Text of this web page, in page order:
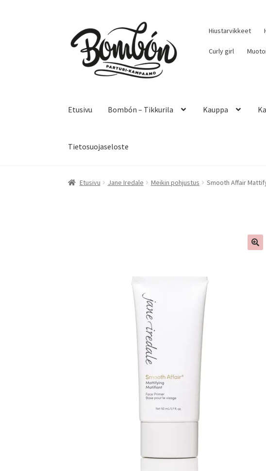
navigointiin
sisältöön
Hiustarvikkeet
Curly girl
Etusivu Bombón – Tikkurila Kauppa
Tietosuojaseloste
Etusivu Bombón – Tikkurila Kauppa Kanta-asiakas
Etusivu Jane Iredale Meikin pohjustus Smooth Affair